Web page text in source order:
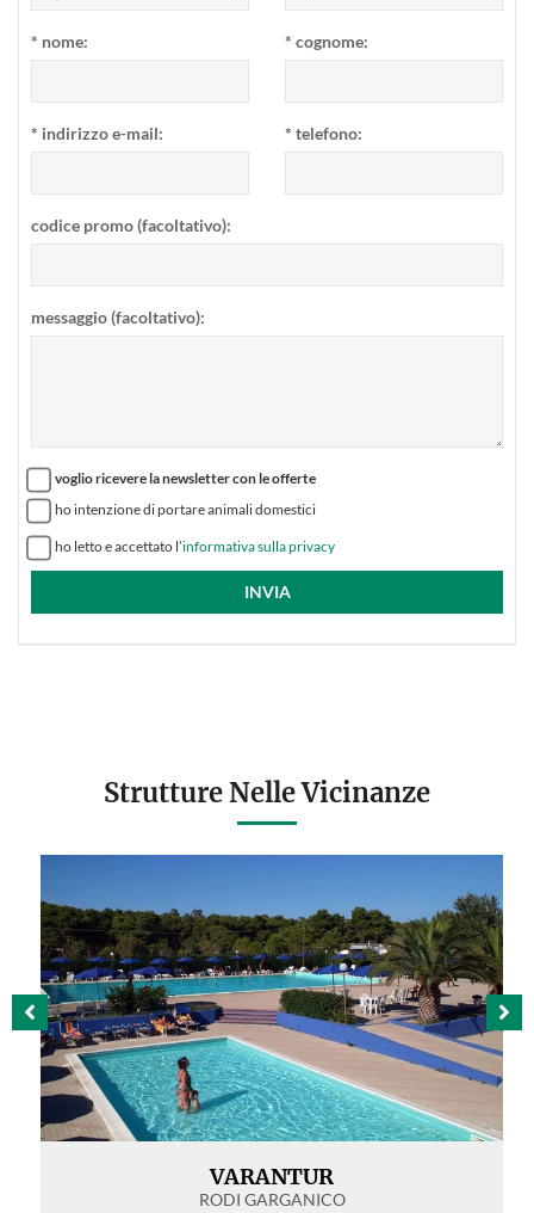
* nome: * cognome:
* indirizzo e-mail: * telefono:
codice promo (facoltativo):
messaggio (facoltativo):
voglio ricevere la newsletter con le offerte
ho intenzione di portare animali domestici
ho letto e accettato l’informativa sulla privacy
Strutture Nelle Vicinanze
VARANTUR
RODI GARGANICO